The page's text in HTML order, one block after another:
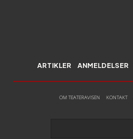
ARTIKLER ANMELDELSER
OM TEATERAVISEN KONTAKT